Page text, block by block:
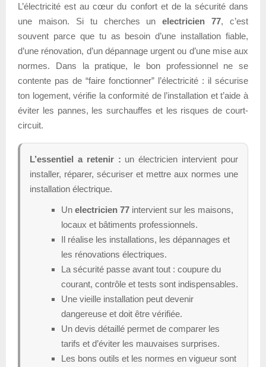
L’électricité est au cœur du confort et de la sécurité dans
une maison. Si tu cherches unelectricien 77, c’est
souvent parce que tu as besoin d’une installation fiable,
d’une rénovation, d’un dépannage urgent ou d’une mise aux
normes. Dans la pratique, le bon professionnel ne se
contente pas de “faire fonctionner” l’électricité : il sécurise
ton logement, vérifie la conformité de l’installation et t’aide à
éviter les pannes, les surchauffes et les risques de court-
circuit.
L’essentiel a retenir : un électricien intervient pour
installer, réparer, sécuriser et mettre aux normes une
installation électrique.
Un electricien 77 intervient sur les maisons,
locaux et bâtiments professionnels.
Il réalise les installations, les dépannages et
les rénovations électriques.
La sécurité passe avant tout : coupure du
courant, contrôle et tests sont indispensables.
Une vieille installation peut devenir
dangereuse et doit être vérifiée.
Un devis détaillé permet de comparer les
tarifs et d’éviter les mauvaises surprises.
Les bons outils et les normes en vigueur sont